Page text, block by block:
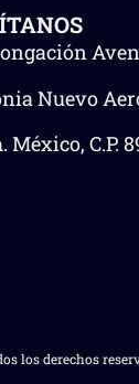
Nuevo
México, C.P.
los derechos